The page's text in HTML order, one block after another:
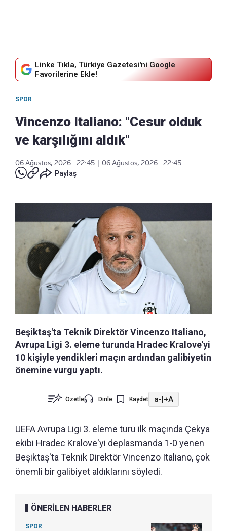
Linke Tıkla, Türkiye Gazetesi'ni Google
Favorilerine Ekle!
SPOR
Vincenzo Italiano: "Cesur olduk
ve karşılığını aldık"
06 Ağustos, 2026 - 22:45
06 Ağustos, 2026 - 22:45
Paylaş
Beşiktaş'ta Teknik Direktör Vincenzo Italiano,
Avrupa Ligi 3. eleme turunda Hradec Kralove'yi
10 kişiyle yendikleri maçın ardından galibiyetin
önemine vurgu yaptı.
Özetle Dinle Kaydet a-|+A
UEFA Avrupa Ligi 3. eleme turu ilk maçında Çekya
ekibi Hradec Kralove'yi deplasmanda 1-0 yenen
Beşiktaş'ta Teknik Direktör Vincenzo Italiano, çok
önemli bir galibiyet aldıklarını söyledi.
ÖNERİLEN HABERLER
SPOR